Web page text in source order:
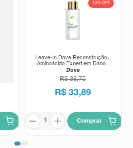
13%OFF
Leave-In Dove Reconstrução+
Aminoácido Expert em Danos
110ml
Dove
R$ 38,75
R$ 33,89
Comprar